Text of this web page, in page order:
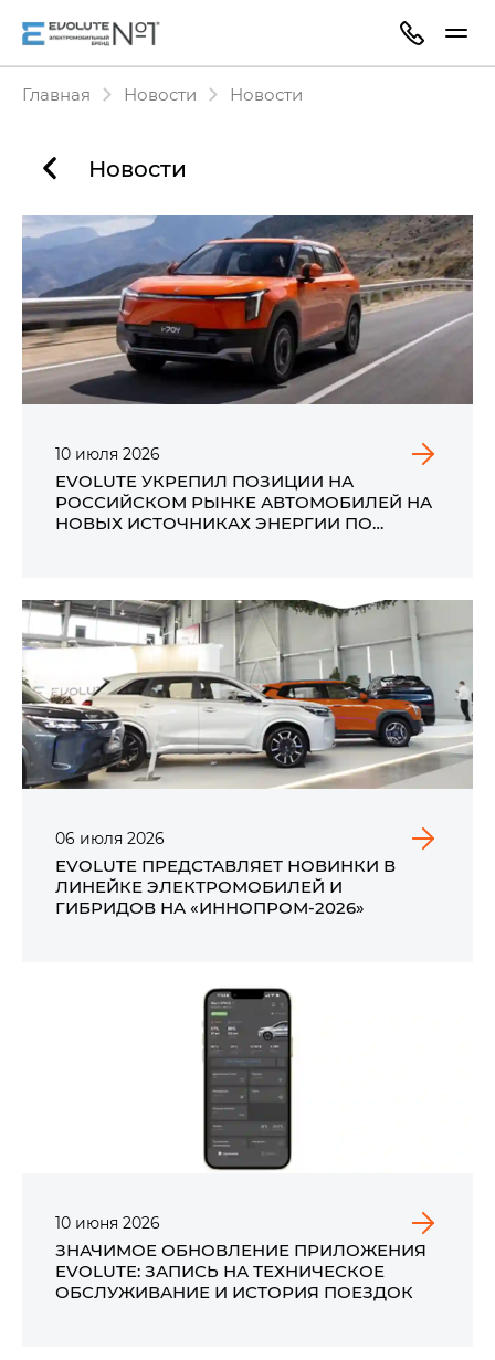
Главная Новости Новости
Новости
10 июля 2026
EVOLUTE УКРЕПИЛ ПОЗИЦИИ НА
РОССИЙСКОМ РЫНКЕ АВТОМОБИЛЕЙ НА
НОВЫХ ИСТОЧНИКАХ ЭНЕРГИИ ПО
06 июля 2026
EVOLUTE ПРЕДСТАВЛЯЕТ НОВИНКИ В
ЛИНЕЙКЕ ЭЛЕКТРОМОБИЛЕЙ И
ГИБРИДОВ НА «ИННОПРОМ-2026»
10 июня 2026
ЗНАЧИМОЕ ОБНОВЛЕНИЕ ПРИЛОЖЕНИЯ
EVOLUTE: ЗАПИСЬ НА ТЕХНИЧЕСКОЕ
ОБСЛУЖИВАНИЕ И ИСТОРИЯ ПОЕЗДОК